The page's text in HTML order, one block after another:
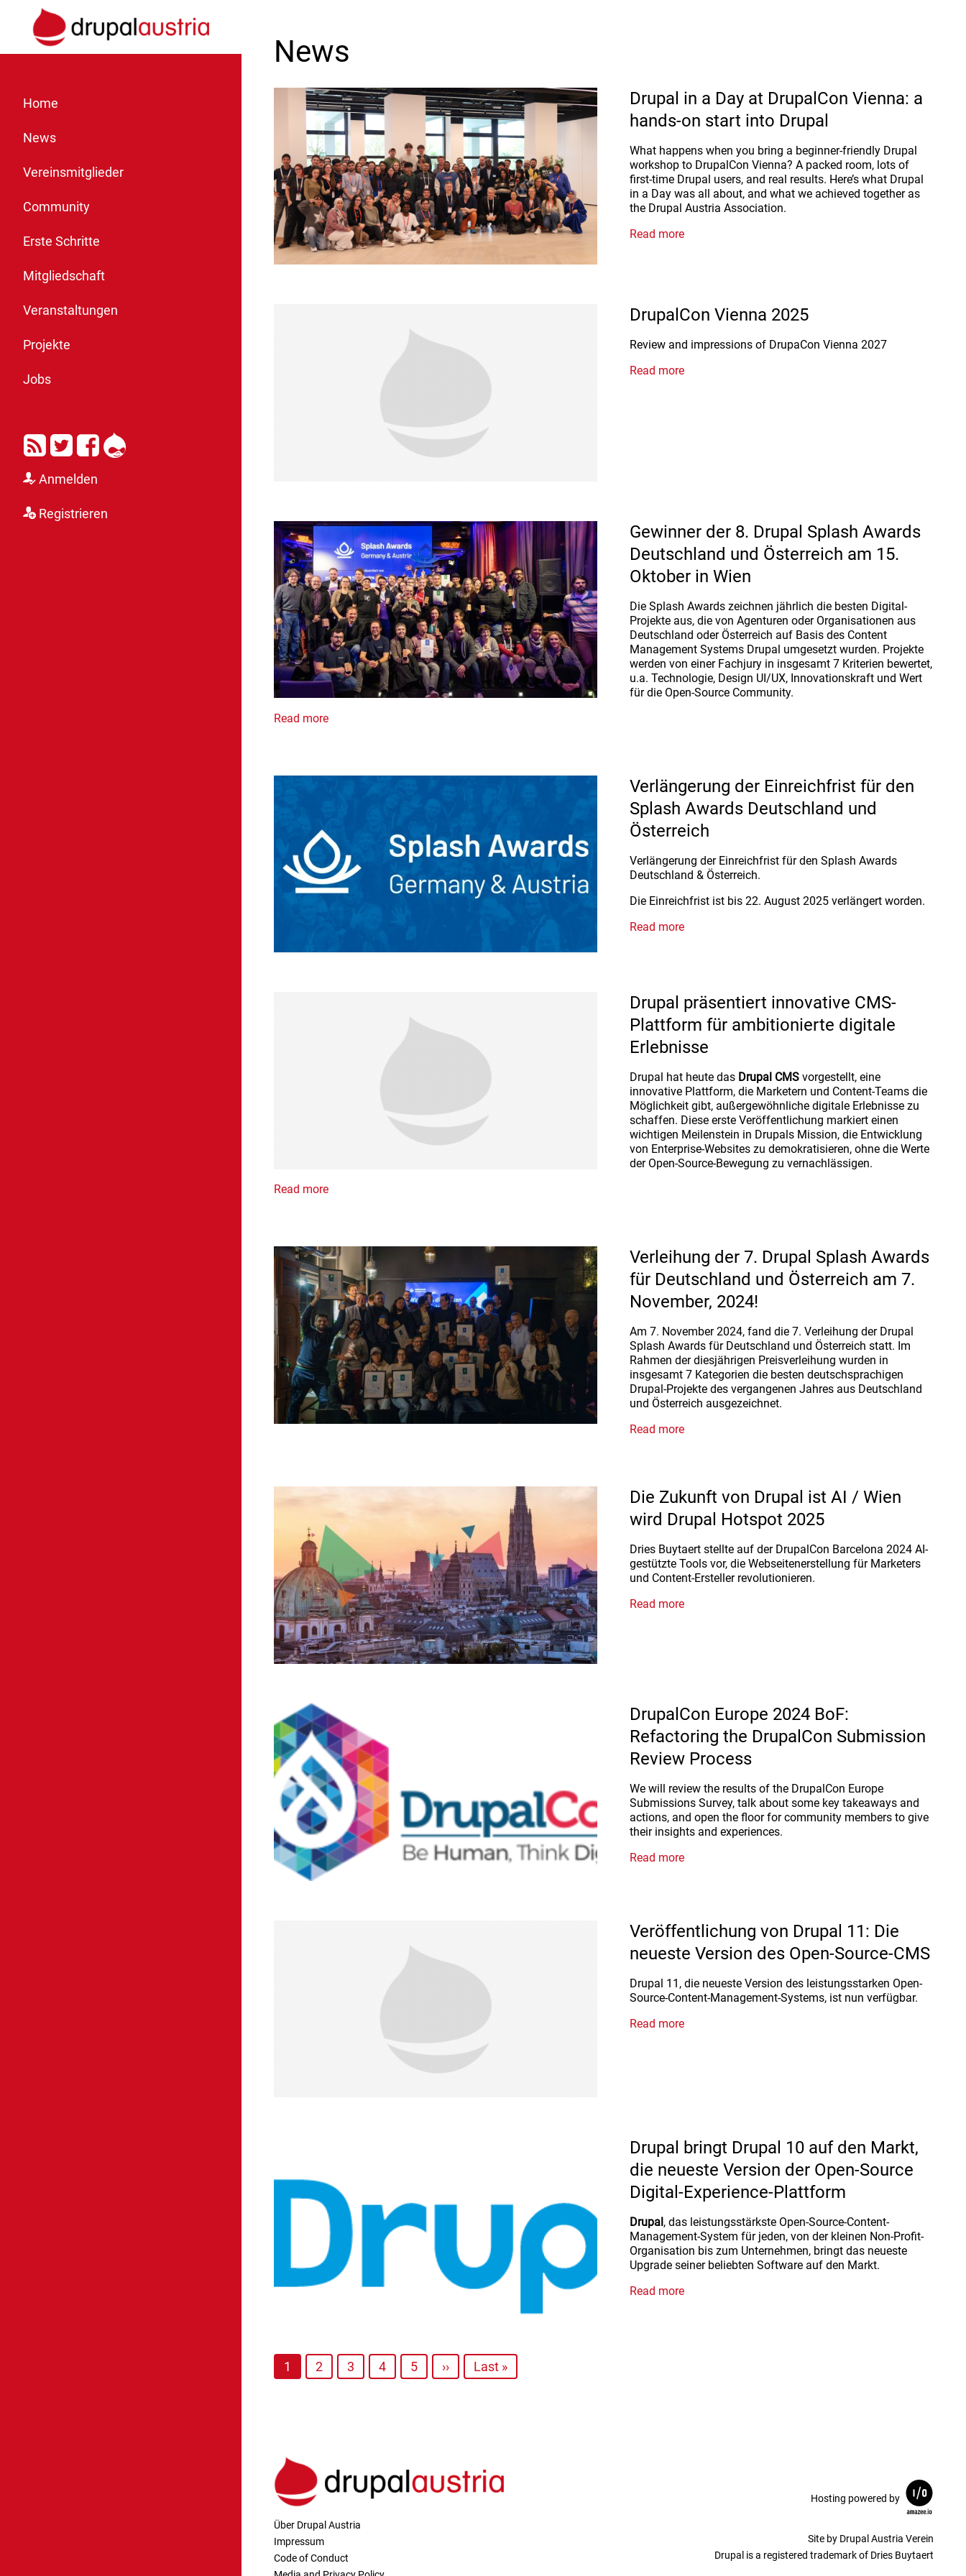
Home
News
Vereinsmitglieder
Community
Erste Schritte
Mitgliedschaft
Veranstaltungen
Projekte
Jobs
RSSTwitter
Facebook
Drupal
Anmelden
Registrieren
News
Drupal in a Day at DrupalCon Vienna: a
hands-on start into Drupal
What happens when you bring a beginner-friendly Drupal
workshop to DrupalCon Vienna? A packed room, lots of
first-time Drupal users, and real results. Here’s what Drupal
in a Day was all about, and what we achieved together as
the Drupal Austria Association.
Read more
DrupalCon Vienna 2025
Review and impressions of DrupaCon Vienna 2027
Read more
Gewinner der 8. Drupal Splash Awards
Deutschland und Österreich am 15.
Oktober in Wien
Die Splash Awards zeichnen jährlich die besten Digital-
Projekte aus, die von Agenturen oder Organisationen aus
Deutschland oder Österreich auf Basis des Content
Management Systems Drupal umgesetzt wurden. Projekte
werden von einer Fachjury in insgesamt 7 Kriterien bewertet,
u.a. Technologie, Design UI/UX, Innovationskraft und Wert
für die Open-Source Community.
Read more
Verlängerung der Einreichfrist für den
Splash Awards Deutschland und
Österreich
Verlängerung der Einreichfrist für den Splash Awards
Deutschland & Österreich.
Die Einreichfrist ist bis 22. August 2025 verlängert worden.
Read more
Drupal präsentiert innovative CMS-
Plattform für ambitionierte digitale
Erlebnisse
Drupal hat heute das Drupal CMS vorgestellt, eine
innovative Plattform, die Marketern und Content-Teams die
Möglichkeit gibt, außergewöhnliche digitale Erlebnisse zu
schaffen. Diese erste Veröffentlichung markiert einen
wichtigen Meilenstein in Drupals Mission, die Entwicklung
von Enterprise-Websites zu demokratisieren, ohne die Werte
der Open-Source-Bewegung zu vernachlässigen.
Read more
Verleihung der 7. Drupal Splash Awards
für Deutschland und Österreich am 7.
November, 2024!
Am 7. November 2024, fand die 7. Verleihung der Drupal
Splash Awards für Deutschland und Österreich statt. ​Im
Rahmen der diesjährigen Preisverleihung wurden in
insgesamt 7 Kategorien die besten deutschsprachigen
Drupal-Projekte des vergangenen Jahres aus Deutschland
und Österreich ausgezeichnet.
Read more
Die Zukunft von Drupal ist AI / Wien
wird Drupal Hotspot 2025
Dries Buytaert stellte auf der DrupalCon Barcelona 2024 AI-
gestützte Tools vor, die Webseitenerstellung für Marketers
und Content-Ersteller revolutionieren.
Read more
DrupalCon Europe 2024 BoF:
Refactoring the DrupalCon Submission
Review Process
We will review the results of the DrupalCon Europe
Submissions Survey, talk about some key takeaways and
actions, and open the floor for community members to give
their insights and experiences.
Read more
Veröffentlichung von Drupal 11: Die
neueste Version des Open-Source-CMS
Drupal 11, die neueste Version des leistungsstarken Open-
Source-Content-Management-Systems, ist nun verfügbar.
Read more
Drupal bringt Drupal 10 auf den Markt,
die neueste Version der Open-Source
Digital-Experience-Plattform
Drupal , das leistungsstärkste Open-Source-Content-
Management-System für jeden, von der kleinen Non-Profit-
Organisation bis zum Unternehmen, bringt das neueste
Upgrade seiner beliebten Software auf den Markt.
Read more
1 2 3 4 5 ›› Last »
Über Drupal Austria
Impressum
Code of Conduct
Hosting powered by
Site by Drupal Austria Verein
Drupal is a registered trademark of Dries Buytaert